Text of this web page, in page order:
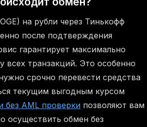
на рубли через Тинькофф
после подтверждения
гарантирует максимально
всех транзакций. Это особенно
срочно перевести средства
текущим выгодным курсом
без AML проверки позволяют вам
осуществить обмен без